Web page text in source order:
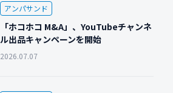
アンパサンド
「ホコホコ M&A」、YouTubeチャンネ
ル出品キャンペーンを開始
2026.07.07